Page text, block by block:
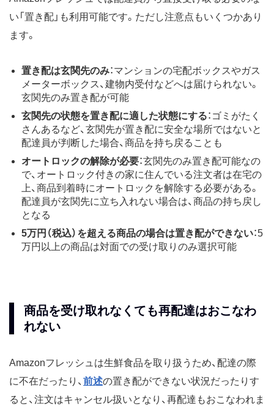
い「置き配」も利用可能です。ただし注意点もいくつかあり
ます。
置き配は玄関先のみ：マンションの宅配ボックスやガス
メーターボックス、建物内受付などへは届けられない。
玄関先のみ置き配が可能
玄関先の状態を置き配に適した状態にする：ゴミがたく
さんあるなど、玄関先が置き配に安全な場所ではないと
配達員が判断した場合、商品を持ち戻ることも
オートロックの解除が必要：玄関先のみ置き配可能なの
で、オートロック付きの家に住んでいる注文者は在宅の
上、商品到着時にオートロックを解除する必要がある。
配達員が玄関先に立ち入れない場合は、商品の持ち戻し
となる
5万円（税込）を超える商品の場合は置き配ができない：5
万円以上の商品は対面での受け取りのみ選択可能
商品を受け取れなくても再配達はおこなわ
れない
Amazonフレッシュは生鮮食品を取り扱うため、配達の際
に不在だったり、 前述の置き配ができない状況だったりす
ると、注文はキャンセル扱いとなり、再配達もおこなわれま